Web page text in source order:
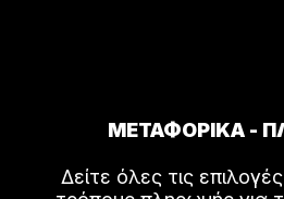
ΜΕΤΑΦΟΡΙΚΑ -
Δείτε όλες τις